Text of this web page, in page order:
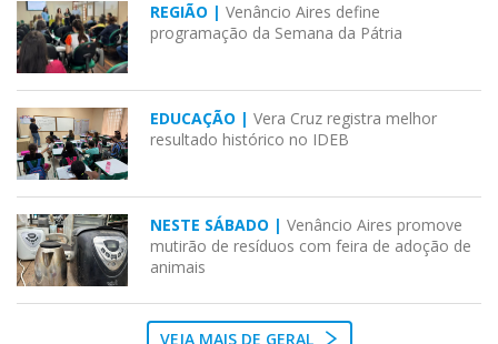
REGIÃO | Venâncio Aires define
programação da Semana da Pátria
EDUCAÇÃO | Vera Cruz registra melhor
resultado histórico no IDEB
NESTE SÁBADO | Venâncio Aires promove
mutirão de resíduos com feira de adoção de
animais
VEJA MAIS DE GERAL